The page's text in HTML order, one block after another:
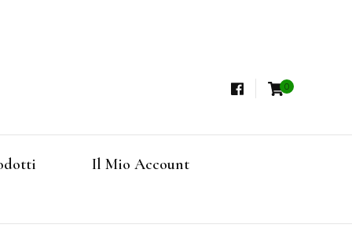
Tisane Terapeutiche Esclusive, Tè Pregiati
0
Il Mio Account